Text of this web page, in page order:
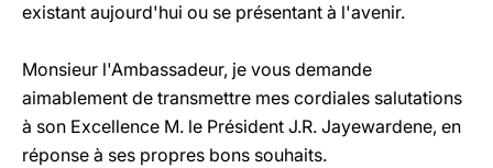
existant aujourd'hui ou se présentant à l'avenir.
Monsieur l'Ambassadeur, je vous demande
aimablement de transmettre mes cordiales salutations
à son Excellence M. le Président J.R. Jayewardene, en
réponse à ses propres bons souhaits.